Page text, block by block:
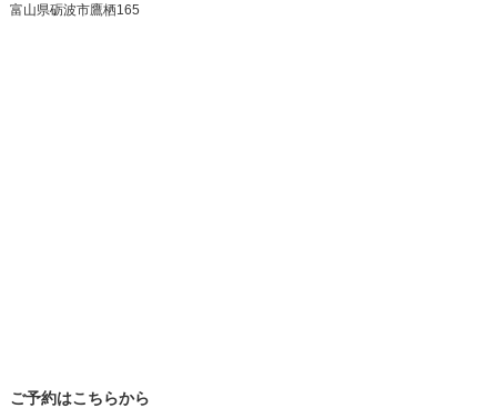
富山県砺波市鷹栖165
ご予約はこちらから